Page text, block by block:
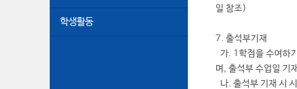
학생활동
일 참조)
7. 출석부기재
가. 1학점을 수여하
며, 출석부 수업일 기
나. 출석부 기재 시